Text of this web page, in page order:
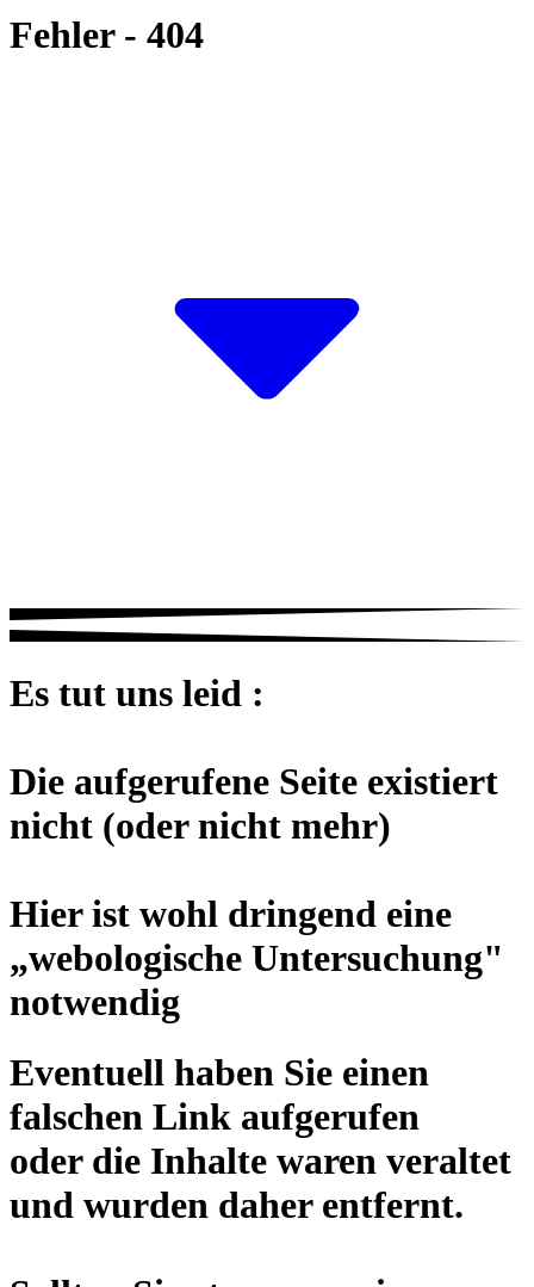
Fehler - 404
Es tut uns leid :
Die aufgerufene Seite existiert
nicht (oder nicht mehr)
Hier ist wohl dringend eine
„webologische Untersuchung"
notwendig
Eventuell haben Sie einen
falschen Link aufgerufen
oder die Inhalte waren veraltet
und wurden daher entfernt.